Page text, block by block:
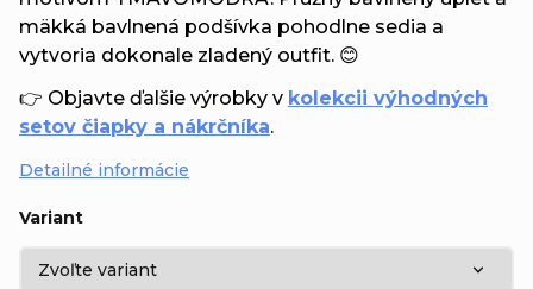
Variant
mäkká bavlnená podšívka pohodlne sedia a
vytvoria dokonale zladený outfit. 😊
👉 Objavte ďalšie výrobky v kolekcii výhodných
setov čiapky a nákrčníka.
Detailné informácie